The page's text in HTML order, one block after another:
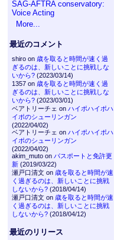
SAG-AFTRA conservatory:
Voice Acting
More...
最近のコメント
shiro on 歳を取ると時間が速く過
ぎるのは、新しいことに挑戦しな
いから?(2023/03/14)
1357 on 歳を取ると時間が速く過
ぎるのは、新しいことに挑戦しな
いから?(2023/03/01)
ベアトリーチェ on ハイポハイポハ
イポのシューリンガン
(2022/04/02)
ベアトリーチェ on ハイポハイポハ
イポのシューリンガン
(2022/04/02)
akim_muto on パスポートと免許更
新(2019/03/22)
瀬戸口清文 on 歳を取ると時間が速
く過ぎるのは、新しいことに挑戦
しないから?(2018/04/14)
瀬戸口清文 on 歳を取ると時間が速
く過ぎるのは、新しいことに挑戦
しないから?(2018/04/12)
最近のリリース